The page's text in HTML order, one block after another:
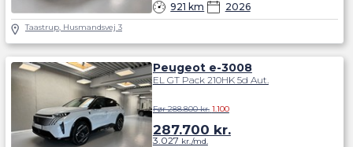
921 km 2026
Taastrup, Husmandsvej 3
Peugeot e-3008
EL GT Pack 210HK 5d Aut.
Før 288.800 kr. 1.100
287.700 kr.
3.027 kr./md.